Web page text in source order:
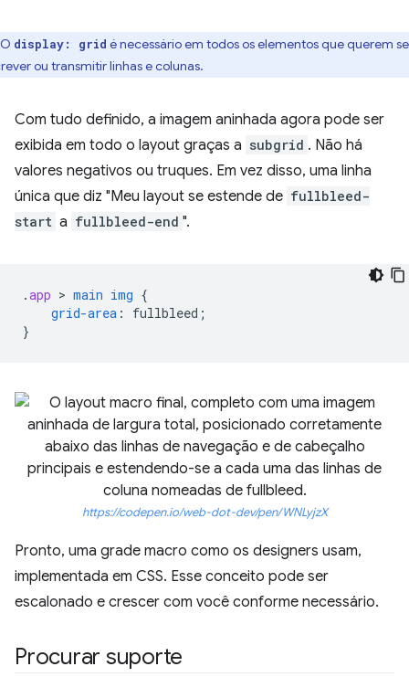
O display: grid é necessário em todos os elementos que querem se
ou transmitir linhas e colunas.
Com tudo definido, a imagem aninhada agora pode ser
exibida em todo o layout graças a subgrid . Não há
valores negativos ou truques. Em vez disso, uma linha
única que diz "Meu layout se estende de fullbleed-
start a fullbleed-end ".
.app > main img {
grid-area : fullbleed ;
}
https://codepen.io/web-dot-dev/pen/WNLyjzX
Pronto, uma grade macro como os designers usam,
implementada em CSS. Esse conceito pode ser
escalonado e crescer com você conforme necessário.
Procurar suporte